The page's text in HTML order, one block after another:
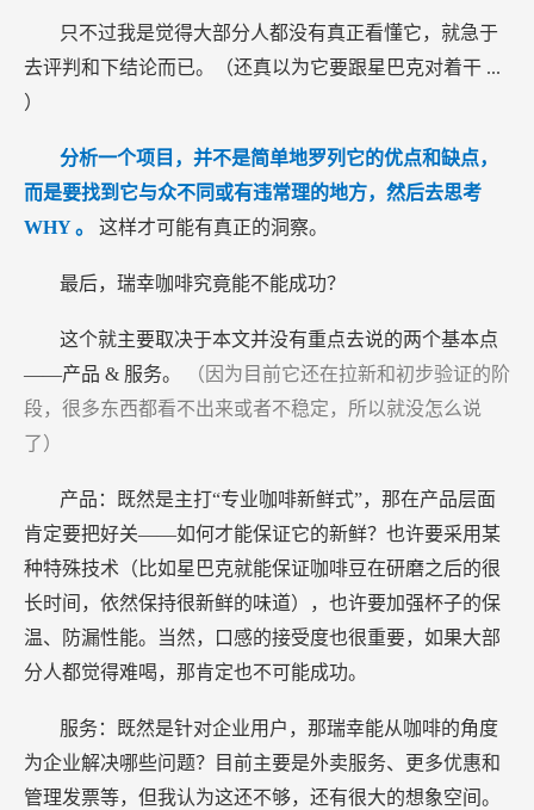
只不过我是觉得大部分人都没有真正看懂它，就急于
去评判和下结论而已。（还真以为它要跟星巴克对着干 ...
）
分析一个项目，并不是简单地罗列它的优点和缺点，
而是要找到它与众不同或有违常理的地方，然后去思考
WHY。 这样才可能有真正的洞察。
最后，瑞幸咖啡究竟能不能成功？
这个就主要取决于本文并没有重点去说的两个基本点
——产品 & 服务。
（因为目前它还在拉新和初步验证的阶
段，很多东西都看不出来或者不稳定，所以就没怎么说
了）
产品：既然是主打“专业咖啡新鲜式”，那在产品层面
肯定要把好关——如何才能保证它的新鲜？也许要采用某
种特殊技术（比如星巴克就能保证咖啡豆在研磨之后的很
长时间，依然保持很新鲜的味道），也许要加强杯子的保
温、防漏性能。当然，口感的接受度也很重要，如果大部
分人都觉得难喝，那肯定也不可能成功。
服务：既然是针对企业用户，那瑞幸能从咖啡的角度
为企业解决哪些问题？目前主要是外卖服务、更多优惠和
管理发票等，但我认为这还不够，还有很大的想象空间。